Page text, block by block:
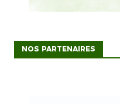
NOS PARTENAIRES